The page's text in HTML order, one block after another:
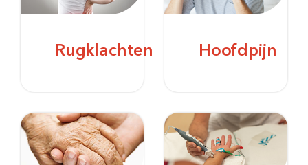
Rugklachten Hoofdpijn